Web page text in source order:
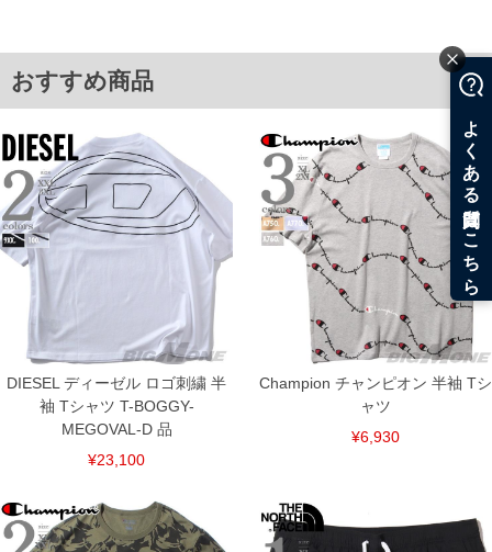
単位はcm
※【返品交換について】
下着(肌着)やワイシャツは商品の性質上、返品交換不可とさせて頂いております。予め
ご了承くださいませ。
※【ボトムの裾上げをご希望の場合】
裾上げ料金は500円+税となります。
備考欄に股下●cmとご記入下さい。（裾上げ無料対象商品は1本につき税込6,000円以
上の品が対象。1本5,999円以下の商品は有料（500円+税）となります。）
出荷まで約1週間～20日間程お時間を頂く場合がございます。
尚、裾上げした商品は返品・交換不可となりますので、予めご了承下さい。
一部、お直しに対応出来ない商品がございます。(例：裾にファスナーや調節ひもが付
いている、極端なデザインが施されている等)
※商品によって若干のサイズの誤差がございます。また、お客様がご使用の環境（コ
ンピュータ画面）によって、商品の色味が若干異なる場合がございます。予めご了承
ください。
舗からのお取り寄せ等により、お客様にご迷惑をお掛けしてしまう場合がございま
す。そのようなことがない様最大限に努めておりますが、もしあった場合速やかにご
連絡させて頂きますので予めご了承ください。
おすすめ商品
DIESEL ディーゼル ロゴ刺繍 半
袖 Tシャツ T-BOGGY-
MEGOVAL-D 品
¥23,100
Champion チャンピオン 半袖 Tシ
ャツ
¥6,930